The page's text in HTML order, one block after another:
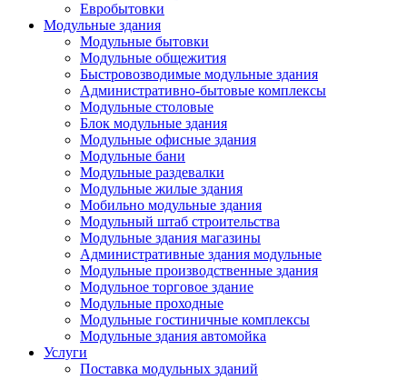
Евробытовки
Модульные здания
Модульные бытовки
Модульные общежития
Быстровозводимые модульные здания
Административно-бытовые комплексы
Модульные столовые
Блок модульные здания
Модульные офисные здания
Модульные бани
Модульные раздевалки
Модульные жилые здания
Мобильно модульные здания
Модульный штаб строительства
Модульные здания магазины
Административные здания модульные
Модульные производственные здания
Модульное торговое здание
Модульные проходные
Модульные гостиничные комплексы
Модульные здания автомойка
Услуги
Поставка модульных зданий